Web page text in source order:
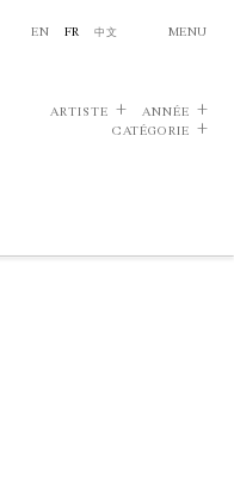
EN FR 中文 MENU
ARTISTE
ANNÉE
CATÉGORIE